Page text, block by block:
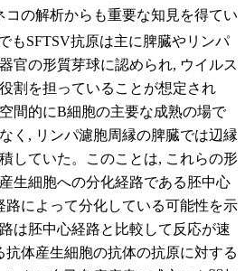
コの解析からも重要な知見を得てい
もSFTSV抗原は主に脾臓やリンパ
官の形質芽球に認められ, ウイルス
割を担っていることが想定され
間的にB細胞の主要な成熟の場で
く, リンパ濾胞周縁の脾臓では辺縁
していた。このことは, これらの形
生細胞への分化経路である胚中心
路によって分化している可能性を示
は胚中心経路と比較して反応が速
抗体産生細胞の抗体の抗原に対する